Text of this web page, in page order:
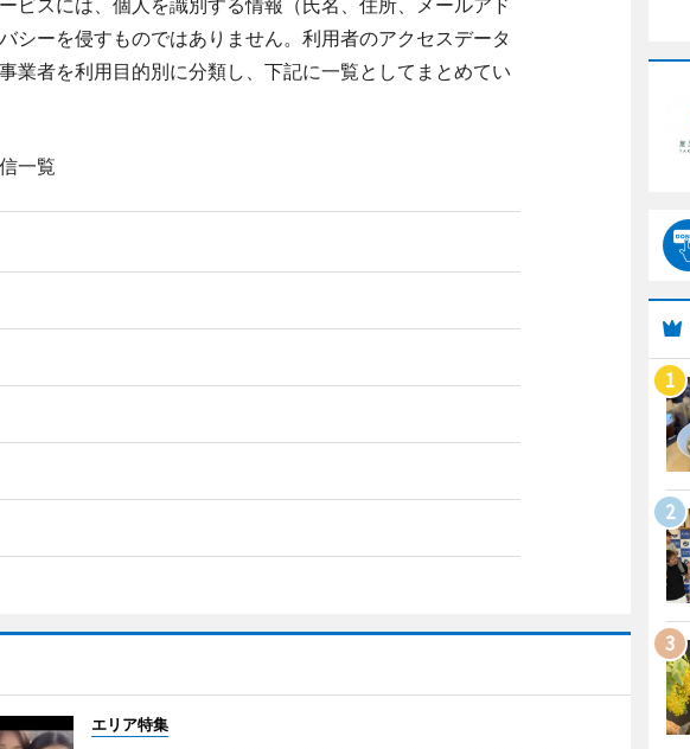
ビスには、個人を識別する情報（氏名、住所、メールアド
シーを侵すものではありません。利用者のアクセスデータ
業者を利用目的別に分類し、下記に一覧としてまとめてい
一覧
エリア特集